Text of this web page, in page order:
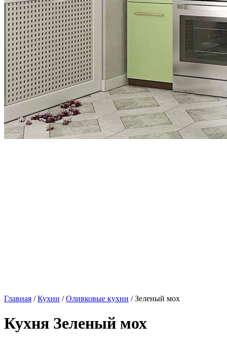
Главная /Кухни /Оливковые кухни / Зеленый мох
Кухня Зеленый мох